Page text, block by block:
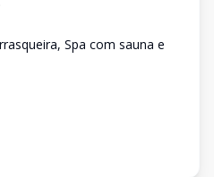
Spa com sauna e